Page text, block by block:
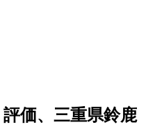
価、三重県鈴鹿